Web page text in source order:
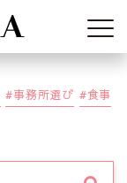
Modelba
事務所選び
食事